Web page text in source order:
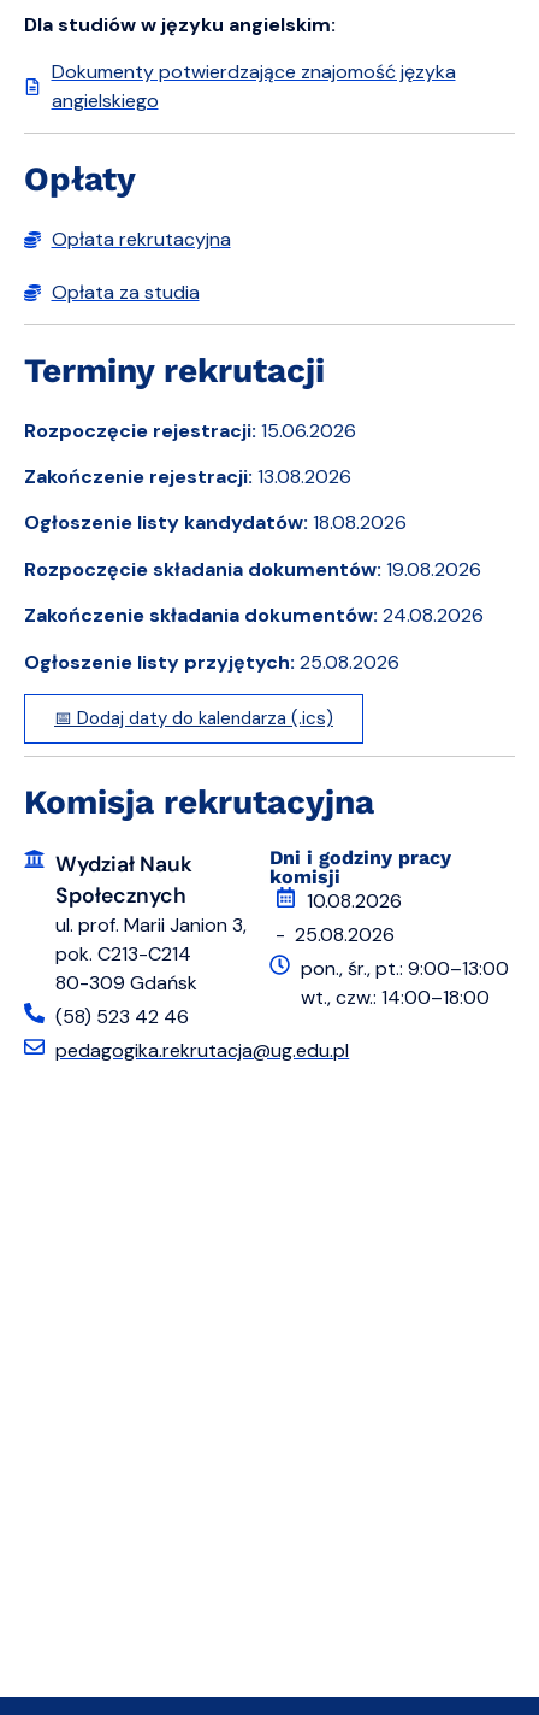
Dla studiów w języku angielskim:
Dokumenty potwierdzające znajomość języka
angielskiego
Opłaty
Opłata rekrutacyjna
Opłata za studia
Terminy rekrutacji
Rozpoczęcie rejestracji: 15.06.2026
Zakończenie rejestracji: 13.08.2026
Ogłoszenie listy kandydatów: 18.08.2026
Rozpoczęcie składania dokumentów: 19.08.2026
Zakończenie składania dokumentów: 24.08.2026
Ogłoszenie listy przyjętych: 25.08.2026
📅 Dodaj daty do kalendarza (.ics)
Komisja rekrutacyjna
Wydział Nauk
Społecznych
ul. prof. Marii Janion 3,
pok. C213-C214
80-309 Gdańsk
(58) 523 42 46
pedagogika.rekrutacja@ug.edu.pl
Dni i godziny pracy
komisji
10.08.2026
- 25.08.2026
pon., śr., pt.: 9:00–13:00
wt., czw.: 14:00–18:00